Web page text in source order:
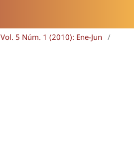
Vol. 5 Núm. 1 (2010): Ene-Jun
/